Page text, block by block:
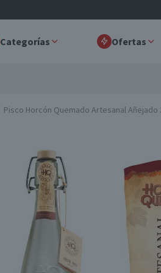
Categorías Ofertas
Pisco Horcón Quemado Artesanal Añejado